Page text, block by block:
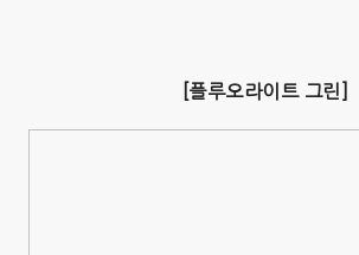
[플루오라이트 그린]